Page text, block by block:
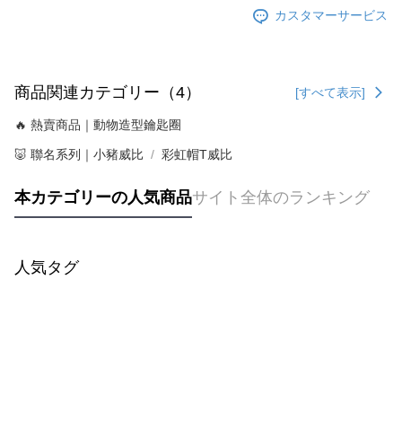
カスタマーサービス
商品関連カテゴリー（4） [すべて表示]
🔥 熱賣商品｜動物造型鑰匙圈
🐷 聯名系列｜小豬威比 彩虹帽T威比
本カテゴリーの人気商品サイト全体のランキング
人気タグ